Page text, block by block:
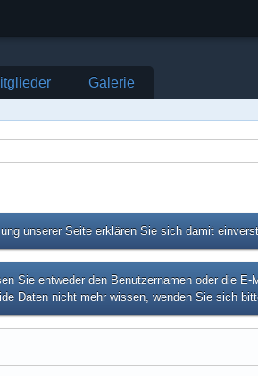
Galerie
unserer Seite erklären Sie sich damit
Sie entweder den Benutzernamen oder die
Daten nicht mehr wissen, wenden Sie sich